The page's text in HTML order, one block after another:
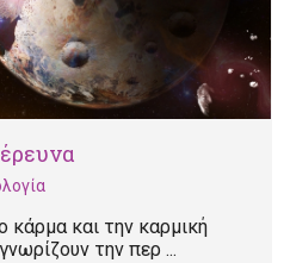
κάρμα και την καρμική
την περ ...